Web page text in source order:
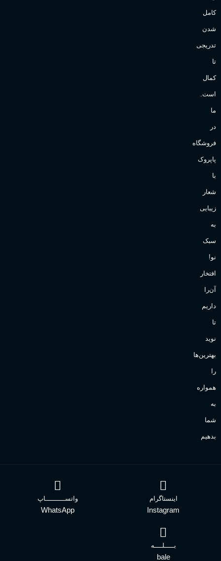
کامل
شدن
تدریجی
تا
کمال
است.
ما
در
فروشگاه
پاپروک
با
شعار
زیبایی
به
سبک
نو!
افتخار
آن‌را
داریم
تا
نوید
بهترین‌ها
را
همواره
به
شما
بدهیم
اینستاگرام
Instagram
واتســــــــــاپ
WhatsApp
بـــــلــــه
bale